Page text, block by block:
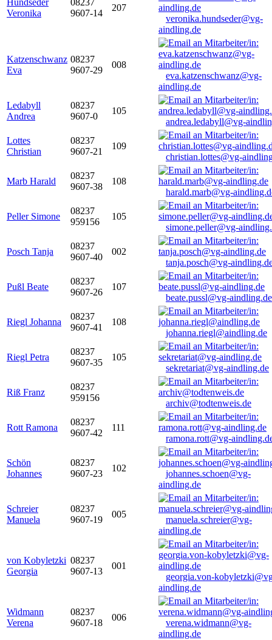
Hundseder
Veronika
08237
9607-14
207
veronika.hundseder@vg-
aindling.de
Katzenschwanz
Eva
08237
9607-29
008
eva.katzenschwanz@vg-
aindling.de
Ledabyll
Andrea
08237
9607-0
105
andrea.ledabyll@vg-
Lottes
Christian
08237
9607-21
109
christian.lottes@vg-
Marb Harald
08237
9607-38
108
harald.marb@vg-
Peller Simone
08237
959156
105
simone.peller@vg-
Posch Tanja
08237
9607-40
002
tanja.posch@vg-
Pußl Beate
08237
9607-26
107
beate.pussl@vg-aindling.de
Riegl Johanna
08237
9607-41
108
johanna.riegl@aindling.de
Riegl Petra
08237
9607-35
105
sekretariat@vg-aindling.de
Riß Franz
08237
959156
archiv@todtenweis.de
Rott Ramona
08237
9607-42
111
ramona.rott@vg-
Schön
Johannes
08237
9607-23
102
johannes.schoen@vg-
aindling.de
Schreier
Manuela
08237
9607-19
005
manuela.schreier@vg-
aindling.de
von Kobyletzki
Georgia
08237
9607-13
001
georgia.von-
aindling.de
Widmann
Verena
08237
9607-18
006
verena.widmann@vg-
aindling.de